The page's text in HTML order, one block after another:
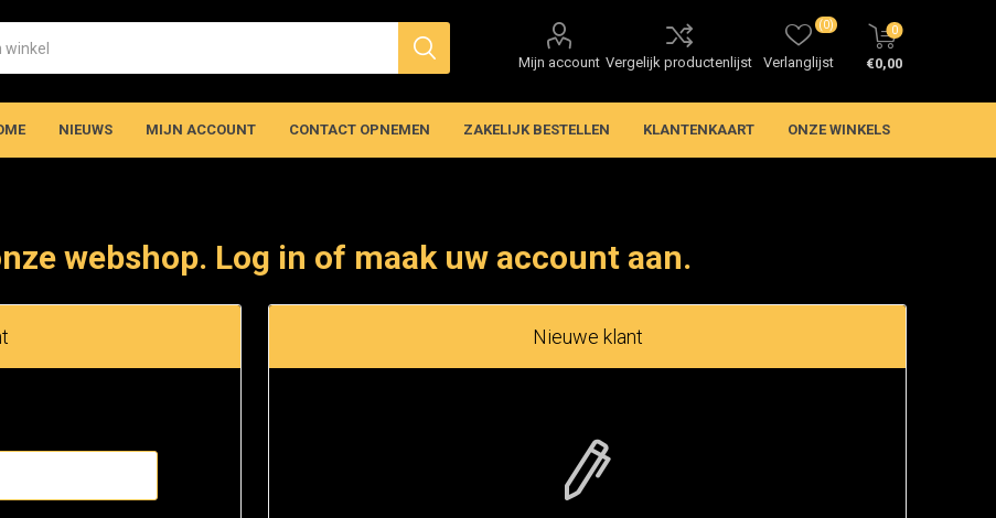
Mijn account Vergelijk productenlijst Verlanglijst
(0) 0
€0,00
NIEUWS MIJN ACCOUNT CONTACT OPNEMEN ZAKELIJK BESTELLEN KLANTENKAART ONZE WINKELS
webshop. Log in of maak uw account aan.
Nieuwe klant